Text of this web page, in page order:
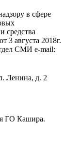
в сфере
средства
августа 2018г.
СМИ e-mail:
Ленина, д. 2
ГО Кашира.